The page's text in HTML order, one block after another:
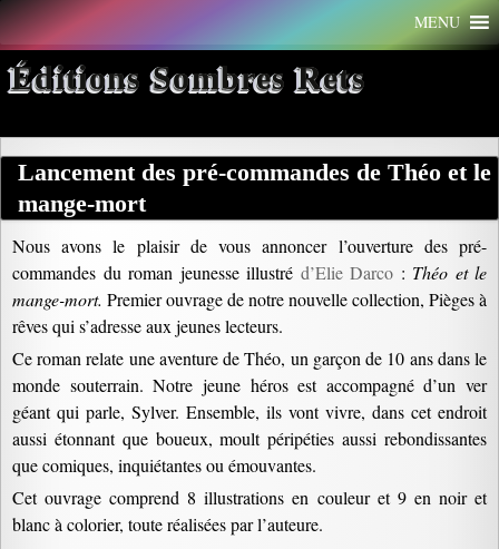
Aller
au
contenu
MENU
Éditions Sombres Rets
Lancement des pré-commandes de Théo et le
mange-mort
Nous avons le plaisir de vous annoncer l’ouverture des pré-
commandes du roman jeunesse illustré d’Elie Darco : Théo et le
mange-mort. Premier ouvrage de notre nouvelle collection, Pièges à
rêves qui s’adresse aux jeunes lecteurs.
Ce roman relate une aventure de Théo, un garçon de 10 ans dans le
monde souterrain. Notre jeune héros est accompagné d’un ver
géant qui parle, Sylver. Ensemble, ils vont vivre, dans cet endroit
aussi étonnant que boueux, moult péripéties aussi rebondissantes
que comiques, inquiétantes ou émouvantes.
Cet ouvrage comprend 8 illustrations en couleur et 9 en noir et
blanc à colorier, toute réalisées par l’auteure.